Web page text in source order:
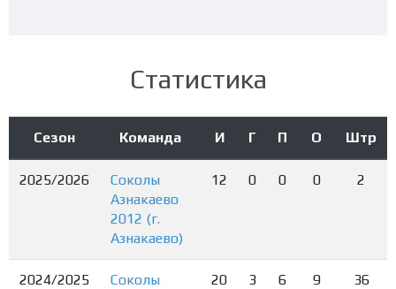
Статистика
Сезон Команда И Г П О Штр
2025/2026
Соколы
Азнакаево
2012 (г.
Азнакаево)
12 0 0 0 2
2024/2025
Соколы
20 3 6 9 36